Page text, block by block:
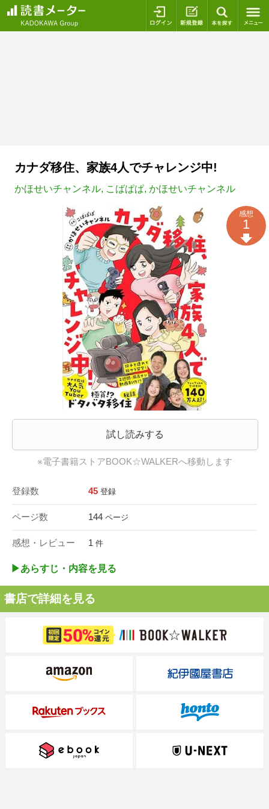
ログイン 新規登録
カナダ移住、家族4人でチャレンジ中!
かほせいチャンネル, こばぱぱ, かほせいチャンネル
試し読みする
※電子書籍ストアBOOK☆WALKERへ移動します
登録数 45 登録
ページ数 144 ページ
感想・レビュー 1 件
感想
1
▶︎あらすじ・内容を見る
書店で詳細を見る